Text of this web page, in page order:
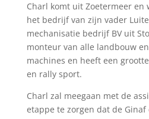
Charl komt uit Zoetermeer
het bedrijf van zijn vader
mechanisatie bedrijf BV uit
monteur van alle landbouw
machines en heeft een
en rally sport.
Charl zal meegaan met de
etappe te zorgen dat de